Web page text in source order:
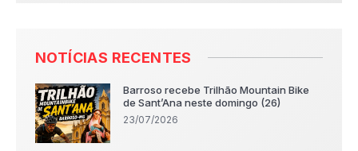
NOTÍCIAS RECENTES
Barroso recebe Trilhão Mountain Bike
de Sant’Ana neste domingo (26)
23/07/2026